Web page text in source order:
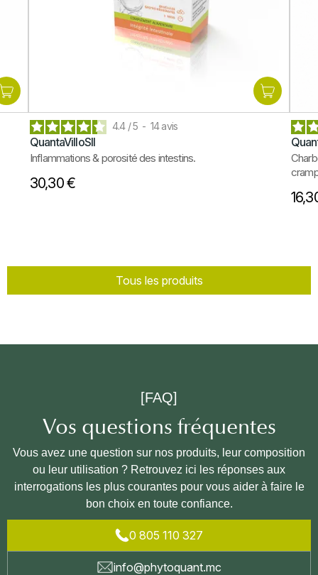
4.4 /5 - 14avis
QuantaVilloSII
Inflammations & porosité des intestins.
30,30 €
Tous les produits
[FAQ]
Vos questions fréquentes
Vous avez une question sur nos produits, leur composition
ou leur utilisation ? Retrouvez ici les réponses aux
interrogations les plus courantes pour vous aider à faire le
bon choix en toute confiance.
0 805 110 327
info@phytoquant.mc